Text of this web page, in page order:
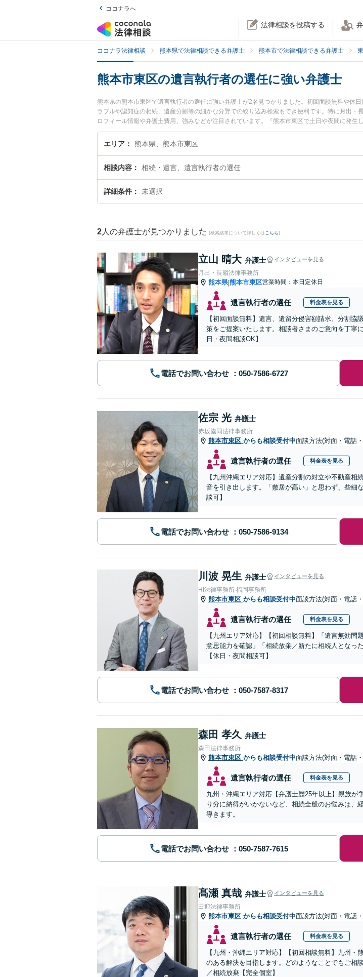
ココナラへ
法律相談を投稿する
ココナラ法律相談 熊本県で法律相談できる弁護士 熊本市で法律相談できる弁護士
熊本市東区の遺言執行者の選任に強い弁護士
熊本県の熊本市東区で遺言執行者の選任に強い弁護士が2名見つかりました。初回面談無料や休
ラブルや認知症の相続、遺産分割等の細かな分野での絞り込み検索もでき便利です。特に月出
ロフィール情報や弁護士費用、強みなどが注目されています。『熊本市東区で土日や夜間に発
選任のトラブル解決の実績豊富な近くの弁護士を検索したい』『初回相談無料で遺言執行者の
者さんにおすすめです。
エリア 熊本県、熊本市東区
相談内容 相続・遺言、遺言執行者の選任
詳細条件 未選択
2 人の弁護士が見つかりました (検索結果について詳しくは こちら)
立山 晴大 弁護士 インタビューを見る
月出・長嶺法律事務所
熊本県|熊本市東区営業時間：本日定休日
遺言執行者の選任 料金表を見る
【初回面談無料】遺言、遺留分侵害額請求、分割
策をご提案いたします。相談者さまのご意向を丁寧
日・夜間相談OK】
電話でお問い合わせ
佐宗 光 弁護士
赤坂協同法律事務所
熊本市東区 からも相談受付中面談方法(対面・電話
遺言執行者の選任 料金表を見る
【九州沖縄エリア対応】遺産分割の対立や不動産
音を引き出します。「敷居が高い」と思わず、些細
談可】
電話でお問い合わせ
川波 晃生 弁護士 インタビューを見る
Hi法律事務所 福岡事務所
熊本市東区 からも相談受付中面談方法(対面・電話
遺言執行者の選任 料金表を見る
【九州エリア対応】【初回相談無料】「遺言無効
意思能力を確認」「相続放棄／新たに相続人となっ
【休日・夜間相談可】
電話でお問い合わせ
森田 孝久 弁護士
森田法律事務所
熊本市東区 からも相談受付中面談方法(対面・電話
遺言執行者の選任 料金表を見る
九州・沖縄エリア対応【弁護士歴25年以上】親族が
り分に納得がいかないなど、相続全般のお悩みは、
導きます。
電話でお問い合わせ
髙瀬 真哉 弁護士 インタビューを見る
田迎法律事務所
熊本市東区 からも相談受付中面談方法(対面・電話
遺言執行者の選任 料金表を見る
【九州・沖縄エリア対応】【初回相談無料】九州
のある解決を目指します。どのようなことでもご相
／相続放棄【完全個室】